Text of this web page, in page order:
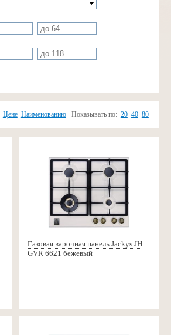
Цене Наименованию Показывать по: 20 40 80
Газовая варочная панель Jackys JH
GVR 6621 бежевый